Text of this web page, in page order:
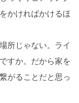
かければかけるほ
所じゃない。ライ
すか。だから家を
がることだと思っ